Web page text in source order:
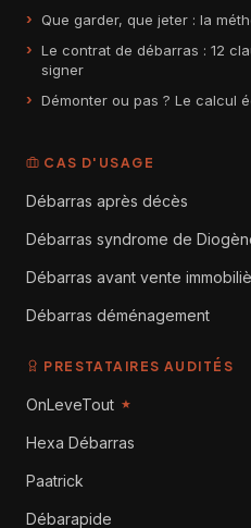
Que garder, que jeter : la
Le contrat de débarras : 12
signer
Démonter ou pas ? Le calcul
CAS D'USAGE
Débarras après décès
Débarras syndrome de
Débarras avant vente
Débarras déménagement
PRESTATAIRES AUDITÉS
OnLeveTout ★
Hexa Débarras
Paatrick
Débarapide